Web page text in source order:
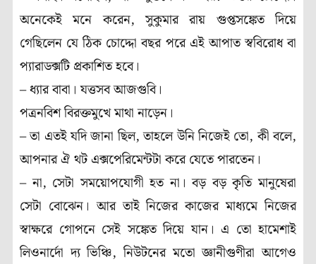
অনেকেই মনে করেন, সুকুমার রায় গুপ্তসঙ্কেত দিয়ে
গেছিলেন যে ঠিক চোদ্দো বছর পরে এই আপাত স্ববিরোধ বা
প্যারাডক্সটি প্রকাশিত হবে।
– ধ্যার বাবা। যত্তসব আজগুবি।
পত্রনবিশ বিরক্তমুখে মাথা নাড়েন।
– তা এতই যদি জানা ছিল, তাহলে উনি নিজেই তো, কী বলে,
আপনার ঐ থট এক্সপেরিমেন্টটা করে যেতে পারতেন।
– না, সেটা সময়োপযোগী হত না। বড় বড় কৃতি মানুষেরা
সেটা বোঝেন। আর তাই নিজের কাজের মাধ্যমে নিজের
স্বাক্ষরে গোপনে সেই সঙ্কেত দিয়ে যান। এ তো হামেশাই
লিওনার্দো দ্য ভিঞ্চি, নিউটনের মতো জ্ঞানীগুণীরা আগেও